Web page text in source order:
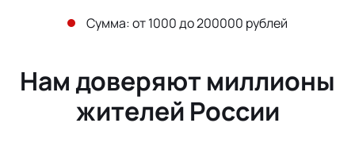
Сумма: от 1000 до 200000 рублей
Нам доверяют миллионы
жителей России